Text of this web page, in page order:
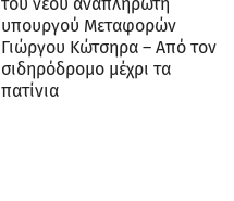
του νέου αναπληρωτή
υπουργού Μεταφορών
Γιώργου Κώτσηρα – Από τον
σιδηρόδρομο μέχρι τα
πατίνια